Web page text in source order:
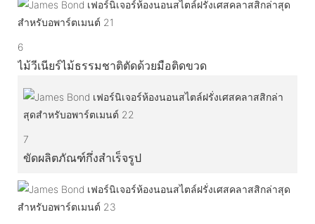
6
ไม้วีเนียร์ไม้ธรรมชาติตัดด้วยมือติดขวด
7
ขัดผลิตภัณฑ์กึ่งสำเร็จรูป